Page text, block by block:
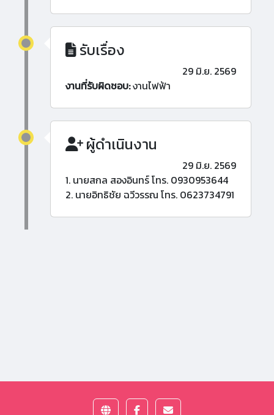
รับเรื่อง
29 มิ.ย. 2569
งานที่รับผิดชอบ:งานไฟฟ้า
ผู้ดำเนินงาน
29 มิ.ย. 2569
1. นายสกล สองอินทร์ โทร. 0930953644
2. นายอิทธิชัย ฉวีวรรณ โทร. 0623734791